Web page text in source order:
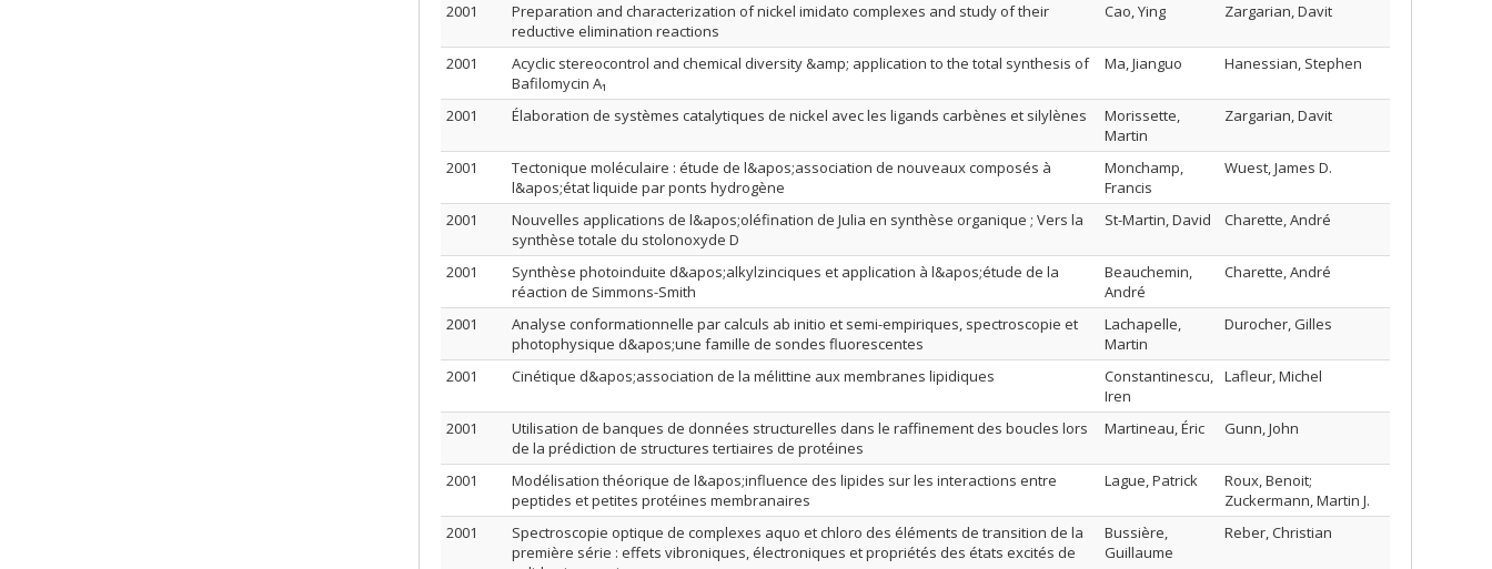
2001
Preparation and characterization of nickel imidato complexes and study of their
reductive elimination reactions
Cao, Ying Zargarian, Davit
2001
Acyclic stereocontrol and chemical diversity &amp; application to the total synthesis of
Bafilomycin A₁
Ma, Jianguo Hanessian, Stephen
2001 Élaboration de systèmes catalytiques de nickel avec les ligands carbènes et silylènes
Morissette,
Martin
Zargarian, Davit
2001
Tectonique moléculaire : étude de l&apos;association de nouveaux composés à
l&apos;état liquide par ponts hydrogène
Monchamp,
Francis
Wuest, James D.
2001
Nouvelles applications de l&apos;oléfination de Julia en synthèse organique ; Vers la
synthèse totale du stolonoxyde D
St-Martin, David Charette, André
2001
Synthèse photoinduite d&apos;alkylzinciques et application à l&apos;étude de la
réaction de Simmons-Smith
Beauchemin,
André
Charette, André
2001
Analyse conformationnelle par calculs ab initio et semi-empiriques, spectroscopie et
photophysique d&apos;une famille de sondes fluorescentes
Lachapelle,
Martin
Durocher, Gilles
2001 Cinétique d&apos;association de la mélittine aux membranes lipidiques
Constantinescu,
Iren
Lafleur, Michel
2001
Utilisation de banques de données structurelles dans le raffinement des boucles lors
de la prédiction de structures tertiaires de protéines
Martineau, Éric Gunn, John
2001
Modélisation théorique de l&apos;influence des lipides sur les interactions entre
peptides et petites protéines membranaires
Lague, Patrick
Roux, Benoit;
Zuckermann, Martin J.
2001
Spectroscopie optique de complexes aquo et chloro des éléments de transition de la
première série : effets vibroniques, électroniques et propriétés des états excités de
Bussière,
Guillaume
Reber, Christian